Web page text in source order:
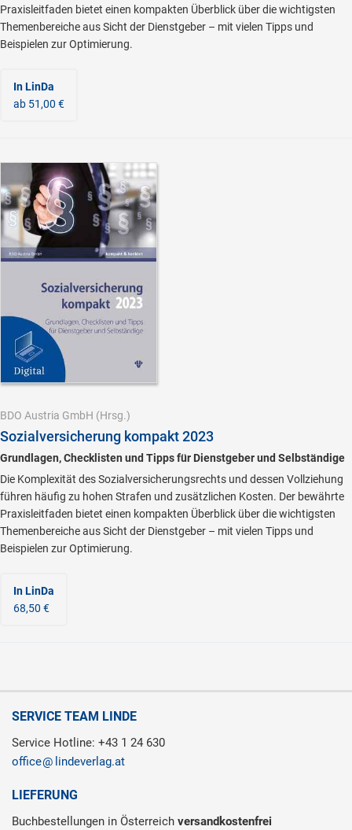
Praxisleitfaden bietet einen kompakten Überblick über die wichtigsten
Themenbereiche aus Sicht der Dienstgeber – mit vielen Tipps und
Beispielen zur Optimierung.
In LinDa
ab 51,00 €
BDO Austria GmbH (Hrsg.)
Sozialversicherung kompakt 2023
Grundlagen, Checklisten und Tipps für Dienstgeber und Selbständige
Die Komplexität des Sozialversicherungsrechts und dessen Vollziehung
führen häufig zu hohen Strafen und zusätzlichen Kosten. Der bewährte
Praxisleitfaden bietet einen kompakten Überblick über die wichtigsten
Themenbereiche aus Sicht der Dienstgeber – mit vielen Tipps und
Beispielen zur Optimierung.
In LinDa
68,50 €
SERVICE TEAM LINDE
Service Hotline: +43 1 24 630
office
lindeverlag.at
LIEFERUNG
Buchbestellungen in Österreich versandkostenfrei